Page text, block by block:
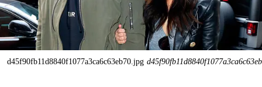
d45f90fb11d8840f1077a3ca6c63eb70.jpg